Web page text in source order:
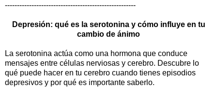
------------------------------------------------------
Depresión: qué es la serotonina y cómo influye en tu
cambio de ánimo
La serotonina actúa como una hormona que conduce
mensajes entre células nerviosas y cerebro. Descubre lo
qué puede hacer en tu cerebro cuando tienes episodios
depresivos y por qué es importante saberlo.